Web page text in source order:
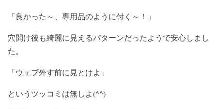
「良かった～、専用品のように付く～！」
穴開け後も綺麗に見えるパターンだったようで安心しまし
た。
「ウェブ外す前に見とけよ」
というツッコミは無しよ(^^)